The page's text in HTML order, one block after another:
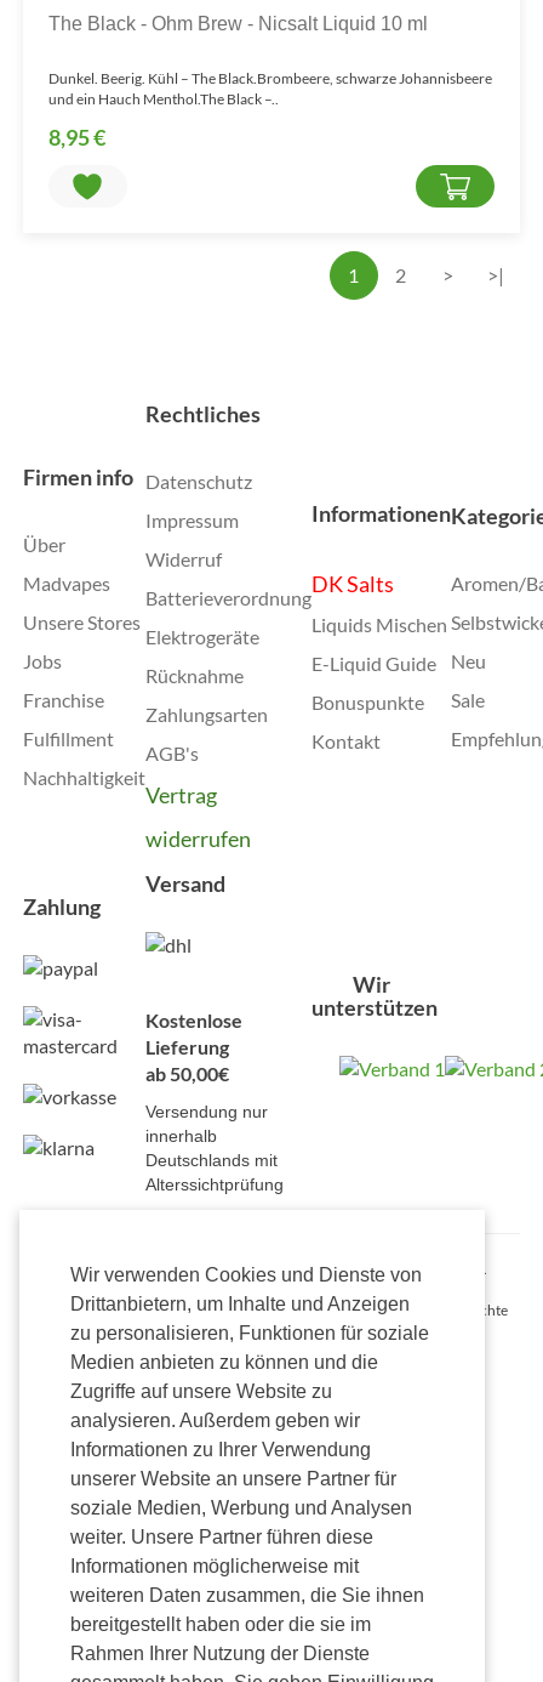
Wir verwenden Cookies und Dienste von
Drittanbietern, um Inhalte und Anzeigen
zu personalisieren, Funktionen für soziale
Medien anbieten zu können und die
Zugriffe auf unsere Website zu
analysieren. Außerdem geben wir
Informationen zu Ihrer Verwendung
unserer Website an unsere Partner für
soziale Medien, Werbung und Analysen
weiter. Unsere Partner führen diese
Informationen möglicherweise mit
weiteren Daten zusammen, die Sie ihnen
bereitgestellt haben oder die sie im
Rahmen Ihrer Nutzung der Dienste
The Black - Ohm Brew - Nicsalt Liquid 10 ml
Dunkel. Beerig. Kühl – The Black.Brombeere, schwarze Johannisbeere
und ein Hauch Menthol.The Black –..
8,95 €
1 2 > >|
Firmen info
Über
Madvapes
Unsere Stores
Jobs
Franchise
Fulfillment
Nachhaltigkeit
Rechtliches
Datenschutz
Impressum
Widerruf
Batterieverordnung
Elektrogeräte
Rücknahme
Zahlungsarten
AGB's
Vertrag
widerrufen
Informationen
DK Salts
Liquids Mischen
E-Liquid Guide
Bonuspunkte
Kontakt
Aromen/
Neu
Sale
Zahlung
Versand
Kostenlose
Lieferung
ab 50,00€
Versendung nur
innerhalb
Deutschlands mit
Alterssichtprüfung
Wir
unterstützen
Alle Preise inkl. gesetzl. Mehrwertsteuer zzgl. Versandkosten und ggf.
Onlineshop Madvapes © 2026 AMV Holdings Germany GmbH. Alle Rechte
vorbehalten.